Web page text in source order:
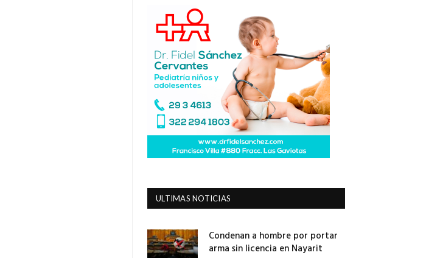
ULTIMAS NOTICIAS
Condenan a hombre por portar
arma sin licencia en Nayarit